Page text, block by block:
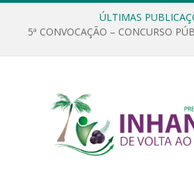
ÚLTIMAS
5ª CONVOCAÇÃO – CONCURSO